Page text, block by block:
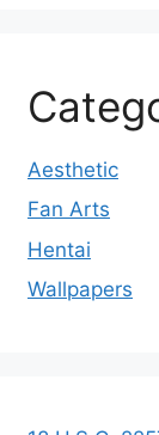
Aesthetic
Fan Arts
Hentai
Wallpapers